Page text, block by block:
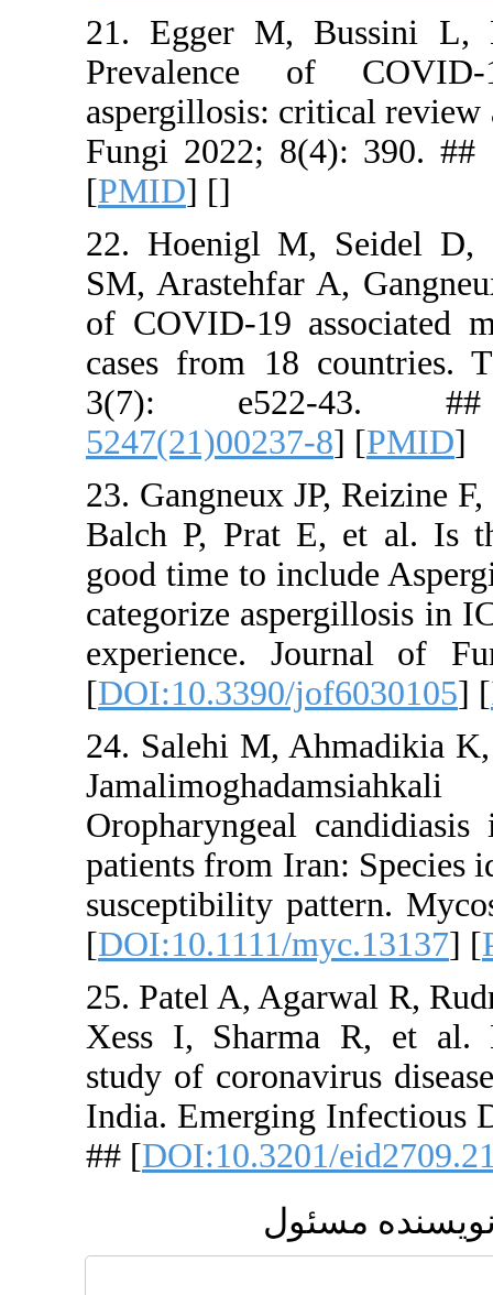
21.
Fungi
22.
SM,
of
cases
3(7):
23.
Balch P,
good time
categorize
[
24. Salehi
patients
[
25. Patel
Xess I,
study of
India.
## [